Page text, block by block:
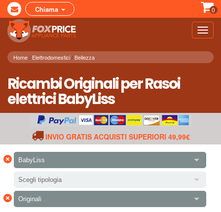
Chiama 0
Home Elettrodomestici Bellezza
Ricambi Originali per Rasoi
elettrici BabyLiss
INVIO GRATIS ACQUISTI SUPERIORI 49,99€
× BabyLiss
Scegli tipologia
× Originali